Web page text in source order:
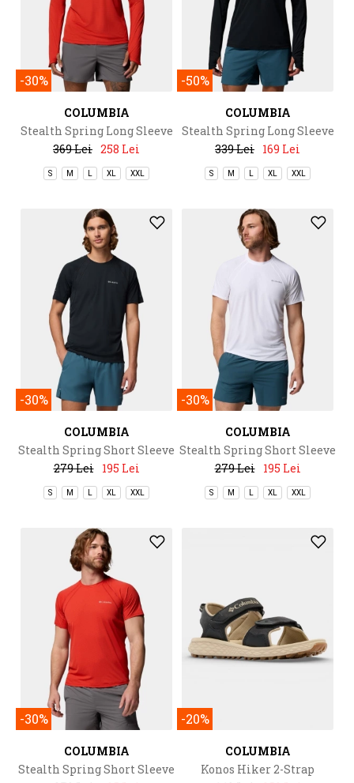
-30%
COLUMBIA
Stealth Spring Long Sleeve
Hoodie
369 Lei 258 Lei
S M XL XXL
-50%
COLUMBIA
Stealth Spring Long Sleeve
Half Zip Tee
339 Lei 169 Lei
S M XL XXL
-30%
COLUMBIA
Stealth Spring Short Sleeve
Tee
279 Lei 195 Lei
S M XL XXL
-30%
COLUMBIA
Stealth Spring Short Sleeve
Tee
279 Lei 195 Lei
S M XL XXL
-30%
COLUMBIA
Stealth Spring Short Sleeve
-20%
COLUMBIA
Konos Hiker 2-Strap